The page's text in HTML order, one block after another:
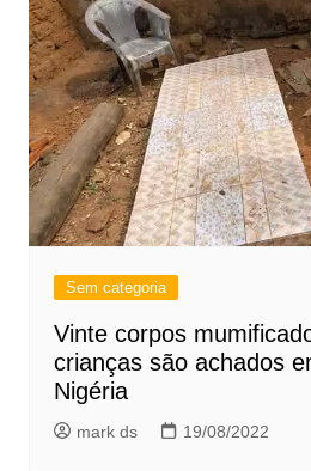
Sem categoria
Vinte corpos
crianças são achados
Nigéria
mark ds 19/08/2022